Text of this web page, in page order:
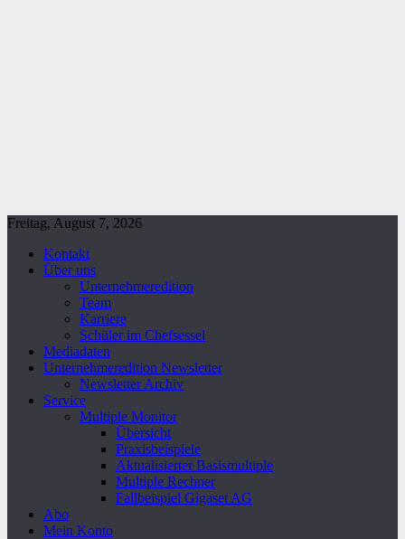
Freitag, August 7, 2026
Kontakt
Über uns
Unternehmeredition
Team
Karriere
Schüler im Chefsessel
Mediadaten
Unternehmeredition Newsletter
Newsletter Archiv
Service
Multiple Monitor
Übersicht
Praxisbeispiele
Aktualisierter Basismultiple
Multiple Rechner
Fallbeispiel Gigaset AG
Abo
Mein Konto